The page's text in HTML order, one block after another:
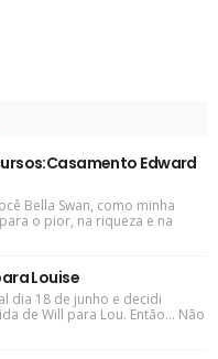
Edward
Bella Swan, como minha
o pior, na riqueza e na
Louise
dia 18 de junho e decidi
de Will para Lou. Então... Não